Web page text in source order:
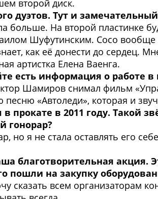
второй диск.
дуэтов. Тут и
больше. На второй пластинке
Шуфутинским. Сосо
как её донести до сердец.
артистка Елена Ваенга.
есть информация о работе в
Шамиров снимал фильм
«Автоледи», которая и
прокате в 2011 году. Такой
гонорар?
но я не стала оставлять его
благотворительная
пошли на закупку
сказать всем организаторам